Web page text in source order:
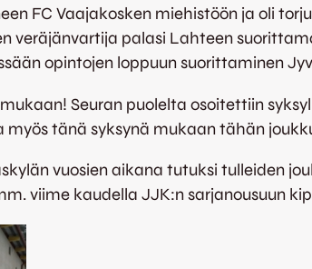
FC Vaajakosken miehistöön ja oli
veräjänvartija palasi Lahteen
opintojen loppuun suorittaminen
Seuran puolelta osoitettiin
tänä syksynä mukaan tähän
vuosien aikana tutuksi tulleiden
viime kaudella JJK:n sarjanousuun